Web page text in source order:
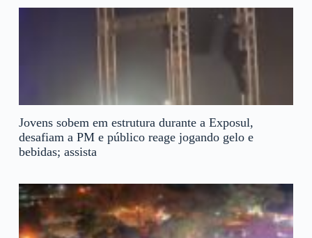
Jovens sobem em estrutura durante a Exposul,
desafiam a PM e público reage jogando gelo e
bebidas; assista